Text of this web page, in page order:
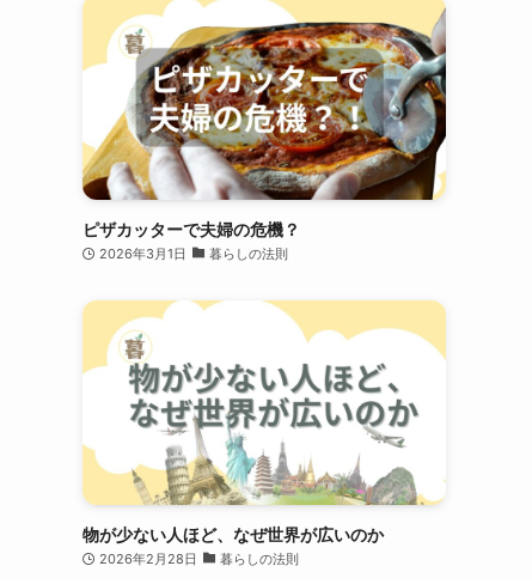
ピザカッターで夫婦の危機？
2026年3月1日 暮らしの法則
物が少ない人ほど、なぜ世界が広いのか
2026年2月28日 暮らしの法則